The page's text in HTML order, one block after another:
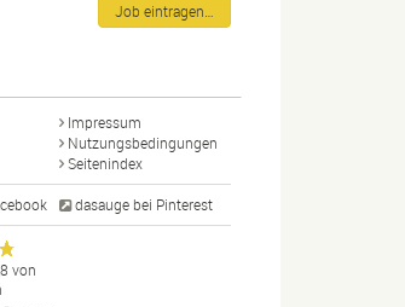
Job eintragen…
Impressum
Nutzungsbedingungen
Seitenindex
dasauge bei Pinterest
von